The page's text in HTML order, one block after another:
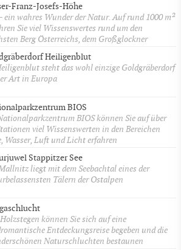
Franz-Josefs-Höhe
ein wahres Wunder der Natur. Auf rund 1000 m²
Sie viel Wissenswertes rund um den
Berg Österreichs, dem Großglockner
Heiligenblut
steht das wohl einzige Goldgräberdorf
Art in Europa
BIOS
BIOS können Sie auf über
viel Wissenswerten in den Bereichen
Wasser, Luft und Licht erfahren
Stappitzer See
liegt mit dem Seebachtal eines der
Tälern der Ostalpen
können Sie sich auf eine
Entdeckungsreise begeben und die
Naturschluchten bestaunen